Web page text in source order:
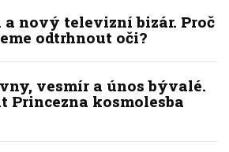
nový televizní bizár. Proč
odtrhnout oči?
vesmír a únos bývalé.
kosmolesba